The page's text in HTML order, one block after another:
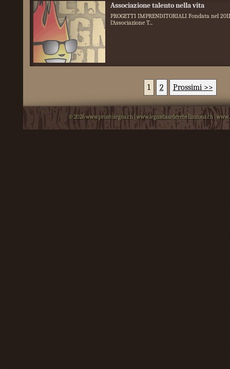
Associazione talento nella vita
PROGETTI IMPRENDITORIALI Fondata nel
l’Associazione T...
1 2 Prossimi >>
© 2026www.prontolegna.ch| www.legnadaarderebellinzona.ch|